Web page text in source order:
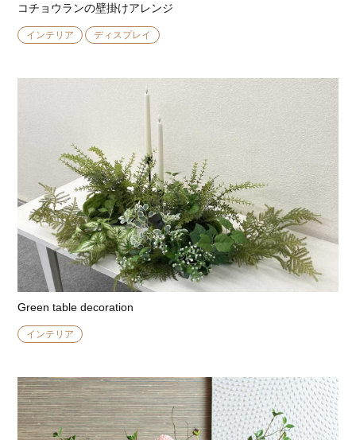
コチョウランの壁掛けアレンジ
インテリア ディスプレイ
Green table decoration
インテリア